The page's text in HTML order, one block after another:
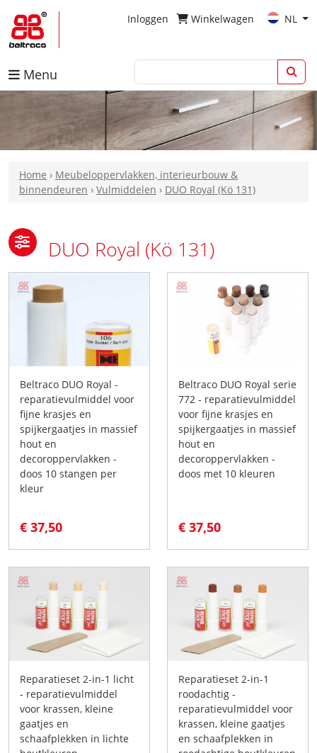
Inloggen Winkelwagen NL
Menu
Home › Meubeloppervlakken, interieurbouw &
binnendeuren › Vulmiddelen › DUO Royal (Kö 131)
DUO Royal (Kö 131)
Beltraco DUO Royal -
reparatievulmiddel voor
fijne krasjes en
spijkergaatjes in massief
hout en
decoroppervlakken -
doos 10 stangen per
kleur
€ 37,50
Beltraco DUO Royal serie
772 - reparatievulmiddel
voor fijne krasjes en
spijkergaatjes in massief
hout en
decoroppervlakken -
doos met 10 kleuren
€ 37,50
Reparatieset 2-in-1 licht
- reparatievulmiddel
voor krassen, kleine
gaatjes en
schaafplekken in lichte
Reparatieset 2-in-1
roodachtig -
reparatievulmiddel voor
krassen, kleine gaatjes
en schaafplekken in